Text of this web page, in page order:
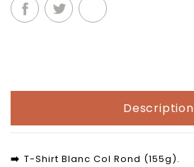
Description
➡ T-Shirt Blanc Col Rond (155g).